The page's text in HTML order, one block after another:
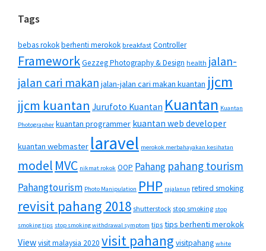
Tags
bebas rokokberhenti merokok breakfast Controller
FrameworkGezzeg Photography & Design health jalan-
jalan cari makan jalan-jalan cari makan kuantan jjcm
jjcm kuantan Jurufoto Kuantan Kuantan Kuantan
Photographer kuantan programmer kuantan web developer
kuantan webmaster laravel merokok merbahayakan kesihatan
model MVC nikmat rokok OOP Pahang pahang tourism
Pahangtourism Photo Manipulation PHP rajalanun retired smoking
revisit pahang 2018 shutterstock stop smoking stop
smoking tips stop smoking withdrawal symptom tips tips berhenti merokok
Viewvisit malaysia 2020 visit pahang visitpahang white